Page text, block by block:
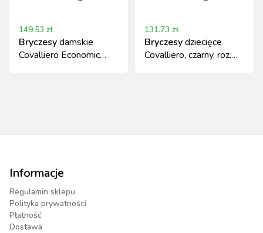
149.53 zł
Bryczesydamskie
Covalliero Economic
131.73 zł
Bryczesydziecięce
Covalliero, czarny, roz.
Informacje
Regulamin sklepu
Polityka prywatności
Płatność
Dostawa